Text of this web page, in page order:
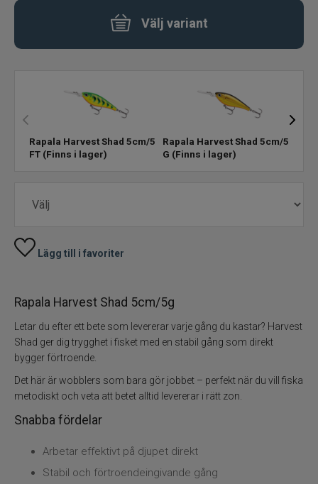
Vibrationsbeten Bladebaits
Spinnare
Skeddrag
Trollingbeten
Spinnflugor
Fiskelinor
Småplock
Tillbehör
Välj variant
Rapala Harvest Shad 5cm/5g
FT (Finns i lager)
Rapala Harvest Shad 5cm/5g
G (Finns i lager)
Lägg till i favoriter
Rapala Harvest Shad 5cm/5g
Letar du efter ett bete som levererar varje gång du kastar? Harvest
Shad ger dig trygghet i fisket med en stabil gång som direkt
bygger förtroende.
Det här är wobblers som bara gör jobbet – perfekt när du vill fiska
metodiskt och veta att betet alltid levererar i rätt zon.
Snabba fördelar
Arbetar effektivt på djupet direkt
Stabil och förtroendeingivande gång